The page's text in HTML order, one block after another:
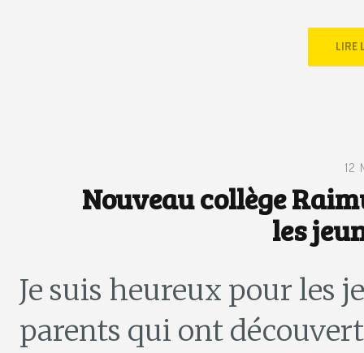
LIRE
12
Nouveau collège
les
Je suis heureux pour les
parents qui ont